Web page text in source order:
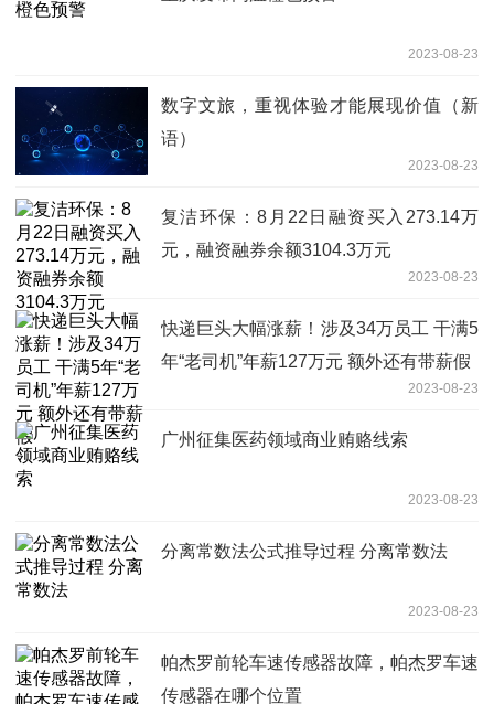
2023-08-23
数字文旅，重视体验才能展现价值（新
语）
2023-08-23
复洁环保：8月22日融资买入273.14万
元，融资融券余额3104.3万元
2023-08-23
快递巨头大幅涨薪！涉及34万员工 干满5
年“老司机”年薪127万元 额外还有带薪假
2023-08-23
广州征集医药领域商业贿赂线索
2023-08-23
分离常数法公式推导过程 分离常数法
2023-08-23
帕杰罗前轮车速传感器故障，帕杰罗车速
传感器在哪个位置